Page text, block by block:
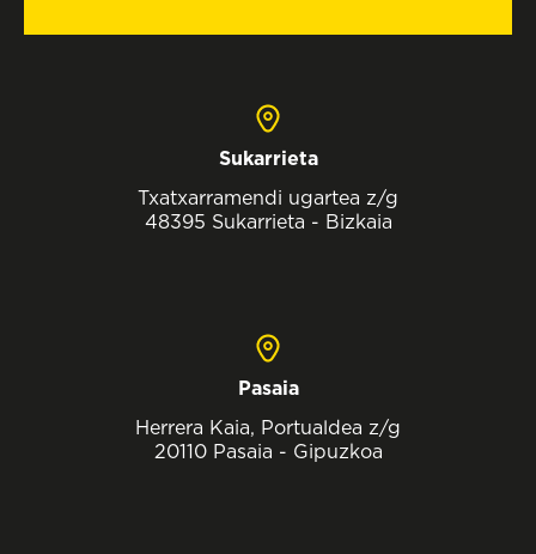
Sukarrieta
Txatxarramendi ugartea z/g
48395 Sukarrieta - Bizkaia
Pasaia
Herrera Kaia, Portualdea z/g
20110 Pasaia - Gipuzkoa